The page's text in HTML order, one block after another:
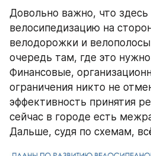
Довольно важно, что здесь
велосипедизацию на
велодорожки и
очередь там, где это
Финансовые,
ограничения никто не
эффективность принятия
сейчас в городе есть
Дальше, судя по схемам,